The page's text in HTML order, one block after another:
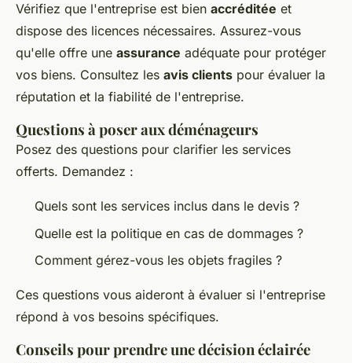
Vérifiez que l'entreprise est bien accréditée et
dispose des licences nécessaires. Assurez-vous
qu'elle offre une assurance adéquate pour protéger
vos biens. Consultez les avis clients pour évaluer la
réputation et la fiabilité de l'entreprise.
Questions à poser aux déménageurs
Posez des questions pour clarifier les services
offerts. Demandez :
Quels sont les services inclus dans le devis ?
Quelle est la politique en cas de dommages ?
Comment gérez-vous les objets fragiles ?
Ces questions vous aideront à évaluer si l'entreprise
répond à vos besoins spécifiques.
Conseils pour prendre une décision éclairée